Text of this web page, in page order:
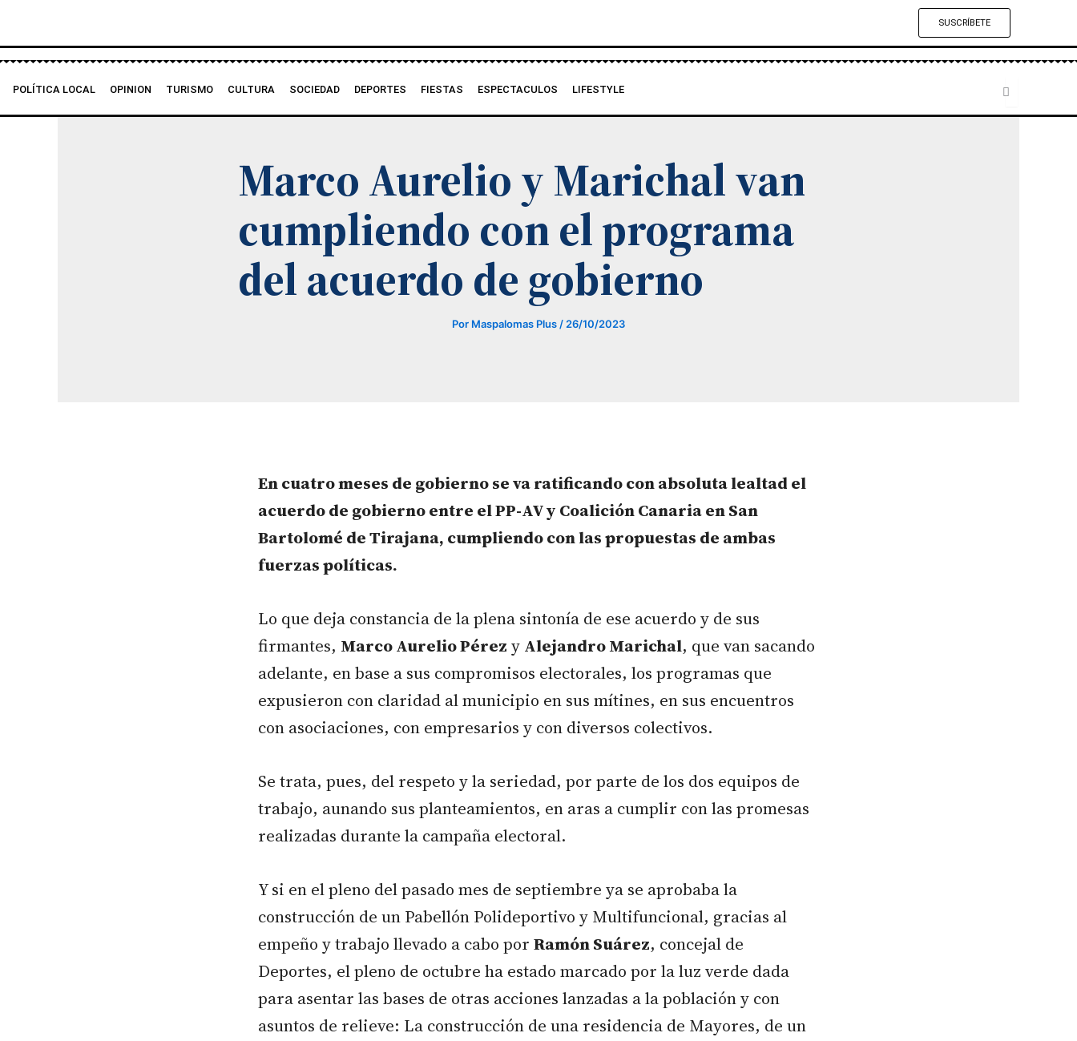
contenido
SUSCRÍBETE
POLÍTICA LOCAL OPINION TURISMO CULTURA SOCIEDAD DEPORTES FIESTAS ESPECTACULOS LIFESTYLE
Marco Aurelio y Marichal van
cumpliendo con el programa
del acuerdo de gobierno
Por Maspalomas Plus / 26/10/2023
En cuatro meses de gobierno se va ratificando con absoluta lealtad el
acuerdo de gobierno entre el PP-AV y Coalición Canaria en San
Bartolomé de Tirajana, cumpliendo con las propuestas de ambas
fuerzas políticas.
Lo que deja constancia de la plena sintonía de ese acuerdo y de sus
firmantes, Marco Aurelio Pérez y Alejandro Marichal, que van sacando
adelante, en base a sus compromisos electorales, los programas que
expusieron con claridad al municipio en sus mítines, en sus encuentros
con asociaciones, con empresarios y con diversos colectivos.
Se trata, pues, del respeto y la seriedad, por parte de los dos equipos de
trabajo, aunando sus planteamientos, en aras a cumplir con las promesas
realizadas durante la campaña electoral.
Y si en el pleno del pasado mes de septiembre ya se aprobaba la
construcción de un Pabellón Polideportivo y Multifuncional, gracias al
empeño y trabajo llevado a cabo por Ramón Suárez, concejal de
Deportes, el pleno de octubre ha estado marcado por la luz verde dada
para asentar las bases de otras acciones lanzadas a la población y con
asuntos de relieve: La construcción de una residencia de Mayores, de un